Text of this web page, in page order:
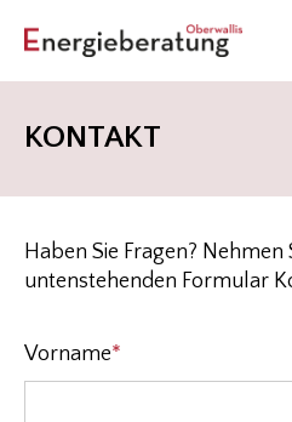
KONTAKT
Haben Sie Fragen?
untenstehenden Formular
Vorname*
Pflichtfeld